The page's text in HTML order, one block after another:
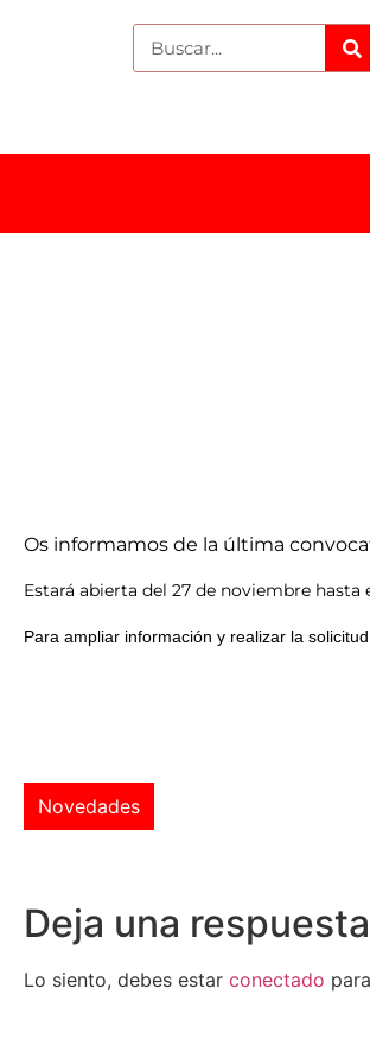
Os informamos de la última
Estará abierta del 27 de noviembre hasta
Para ampliar información y realizar la
Novedades
Deja una respuesta
Lo siento, debes estar conectado